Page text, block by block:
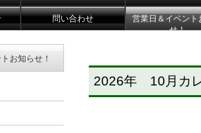
問い合わせ
営業日＆イベント
せ！
2026年 10月カ
お知らせ！